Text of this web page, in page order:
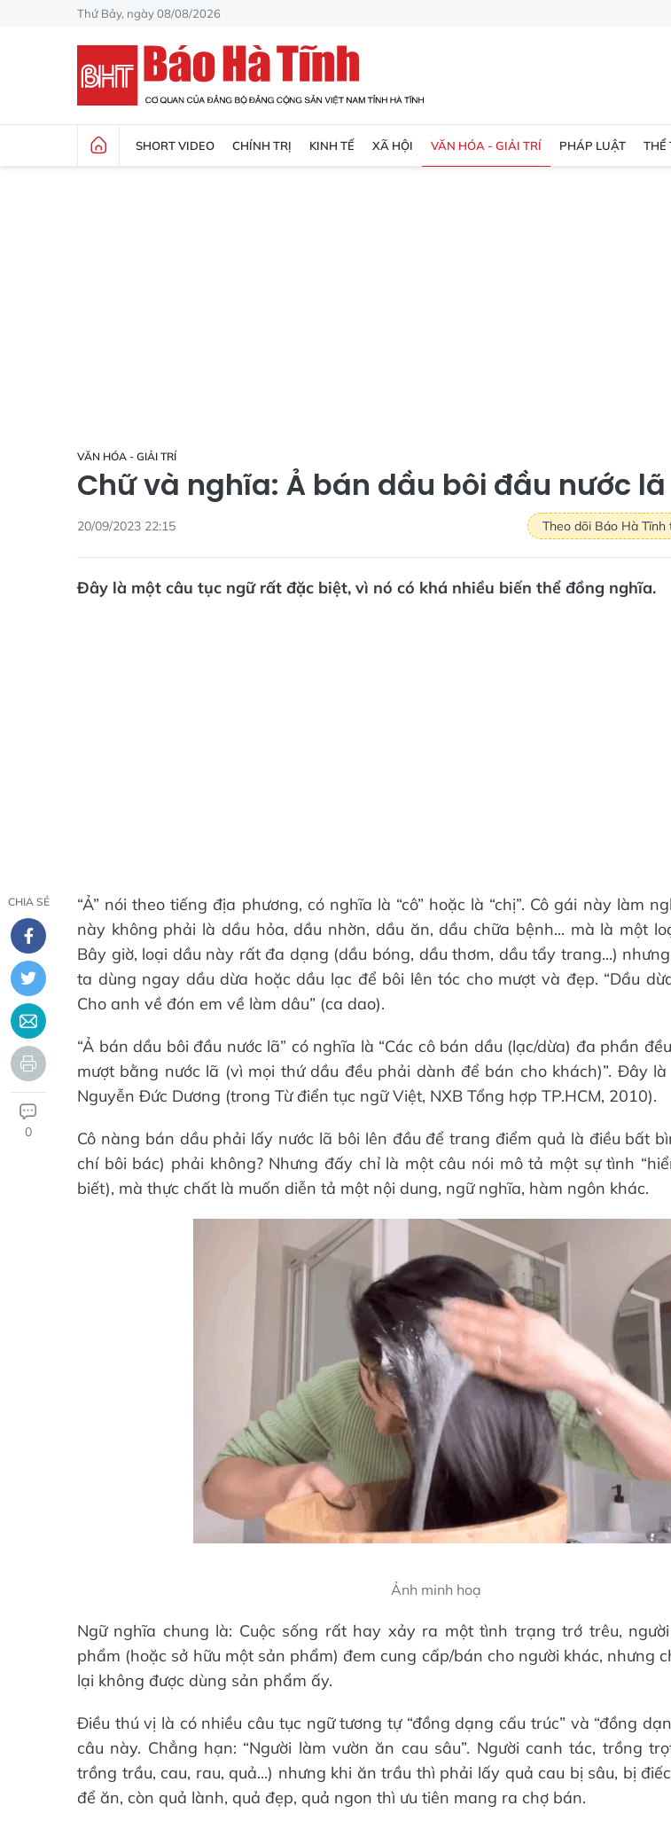
Thứ Bảy, ngày 08/08/2026
SHORT VIDEO CHÍNH TRỊ KINH TẾ XÃ HỘI VĂN HÓA - GIẢI TRÍ PHÁP LUẬT THỂ
VĂN HÓA - GIẢI TRÍ
Chữ và nghĩa: Ả bán dầu bôi đầu nước lã
20/09/2023 22:15 Theo dõi Báo Hà Tĩnh
Đây là một câu tục ngữ rất đặc biệt, vì nó có khá nhiều biến thể đồng nghĩa.
CHIA SẺ
0
“Ả” nói theo tiếng địa phương, có nghĩa là “cô” hoặc là “chị”. Cô gái này làm
này không phải là dầu hỏa, dầu nhờn, dầu ăn, dầu chữa bệnh... mà là một
Bây giờ, loại dầu này rất đa dạng (dầu bóng, dầu thơm, dầu tẩy trang...)
ta dùng ngay dầu dừa hoặc dầu lạc để bôi lên tóc cho mượt và đẹp. “Dầu
Cho anh về đón em về làm dâu” (ca dao).
“Ả bán dầu bôi đầu nước lã” có nghĩa là “Các cô bán dầu (lạc/dừa) đa phần
mượt bằng nước lã (vì mọi thứ dầu đều phải dành để bán cho khách)”. Đây
Nguyễn Đức Dương (trong Từ điển tục ngữ Việt, NXB Tổng hợp TP.HCM, 2010).
Cô nàng bán dầu phải lấy nước lã bôi lên đầu để trang điểm quả là điều bất
chí bôi bác) phải không? Nhưng đấy chỉ là một câu nói mô tả một sự tình
biết), mà thực chất là muốn diễn tả một nội dung, ngữ nghĩa, hàm ngôn khác.
Ảnh minh hoạ
Ngữ nghĩa chung là: Cuộc sống rất hay xảy ra một tình trạng trớ trêu,
phẩm (hoặc sở hữu một sản phẩm) đem cung cấp/bán cho người khác, nhưng
lại không được dùng sản phẩm ấy.
Điều thú vị là có nhiều câu tục ngữ tương tự “đồng dạng cấu trúc” và “đồng
câu này. Chẳng hạn: “Người làm vườn ăn cau sâu”. Người canh tác, trồng
trồng trầu, cau, rau, quả...) nhưng khi ăn trầu thì phải lấy quả cau bị sâu, bị
để ăn, còn quả lành, quả đẹp, quả ngon thì ưu tiên mang ra chợ bán.